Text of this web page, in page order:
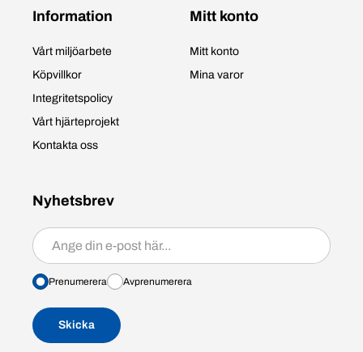
Information
Vårt miljöarbete
Köpvillkor
Integritetspolicy
Vårt hjärteprojekt
Kontakta oss
Mitt konto
Mitt konto
Mina varor
Nyhetsbrev
Prenumerera/avprenumerera
Prenumerera Avprenumerera
Skicka